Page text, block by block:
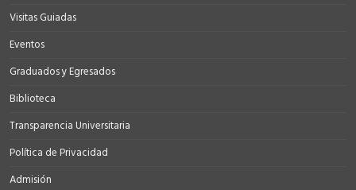
Visitas Guiadas
Eventos
Graduados y Egresados
Biblioteca
Transparencia Universitaria
Política de Privacidad
Admisión